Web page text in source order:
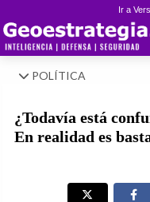
Ir a
POLÍTICA
¿Todavía está
En realidad es